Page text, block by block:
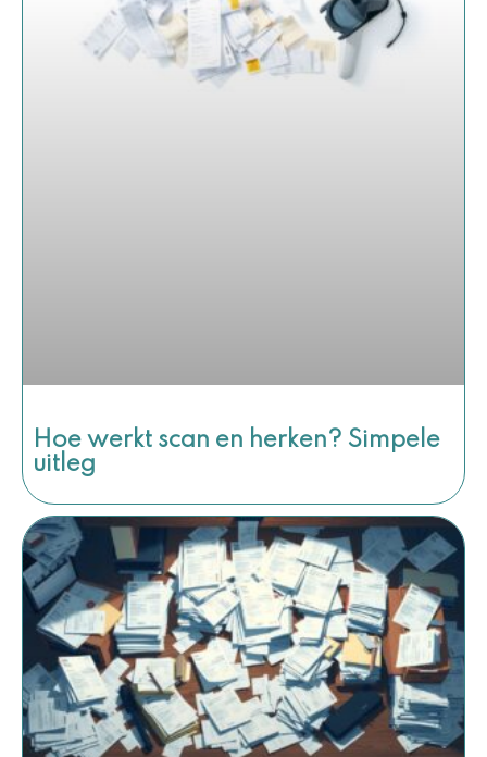
Hoe werkt scan en herken? Simpele
uitleg